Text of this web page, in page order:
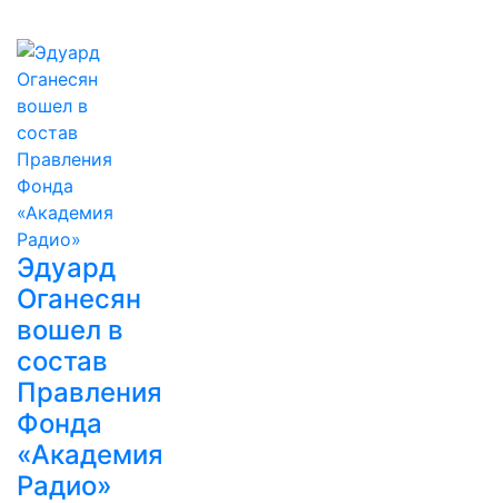
Эдуард
Оганесян
вошел в
состав
Правления
Фонда
«Академия
Радио»